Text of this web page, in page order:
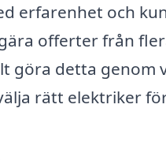
erfarenhet och
offerter från
göra detta
rätt elektriker